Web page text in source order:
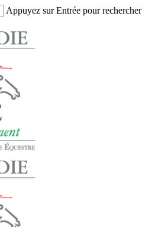
Appuyez sur Entrée pour rechercher